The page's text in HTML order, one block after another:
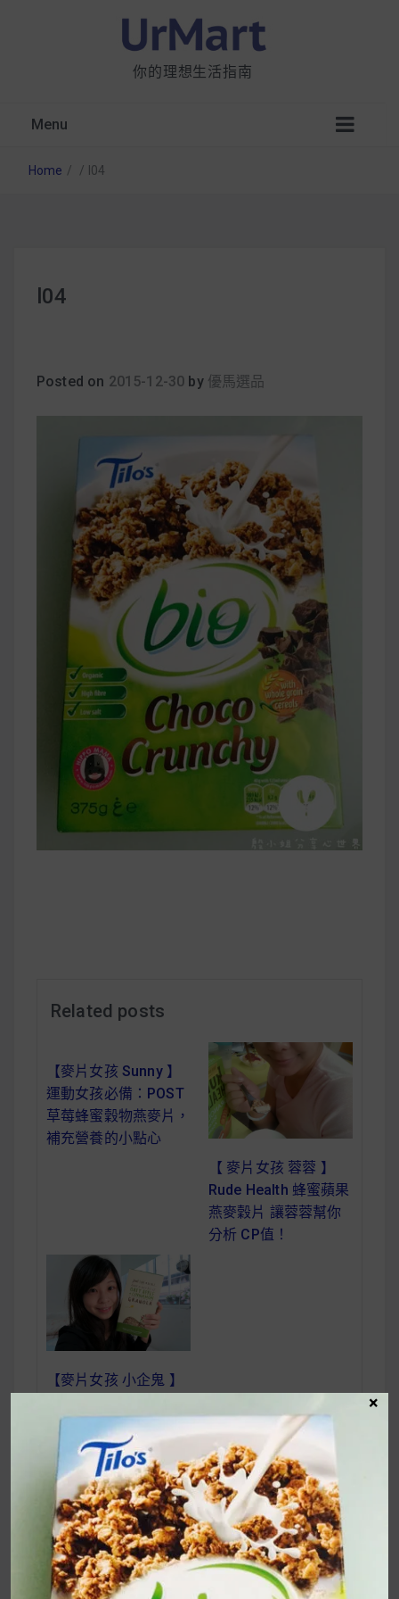
你的理想生活指南
Menu
析：成分、營養價值及其優缺點
健身重訓菜單
運動健身飲食建議
2020 年最新蛋白粉終極指南，讓你一次搞
清楚！
七大經典健身疑問，不要再被這些問題困擾
啦！
減醣食材推薦
Home / / l04
l04
Posted on 2015-12-30 by 優馬選品
Related posts
【麥片女孩 Sunny 】
運動女孩必備：POST
草莓蜂蜜穀物燕麥片，
補充營養的小點心
【 麥片女孩 蓉蓉 】
Rude Health 蜂蜜蘋果
燕麥穀片 讓蓉蓉幫你
分析 CP值！
【麥片女孩 小企鬼 】
LITTLE 蘋果肉桂燕麥
脆片，有我愛的肉桂！
文
章
【麥片女孩 Lilian】
吃麥片，好過癮！3
×